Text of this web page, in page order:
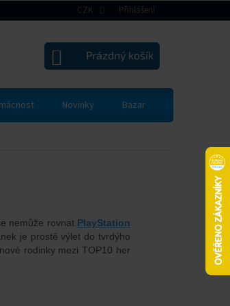
VRÁCENÍ ZBOŽÍ A REKLAMACE OBCHODNÍ
CZK Přihlášení
NÁKUPNÍ
KOŠÍK
Prázdný košík
Novinky Bazar
nemůže rovnat PlayStation
je prostě výlet do tvrdýho
rodinky mezi TOP10 her